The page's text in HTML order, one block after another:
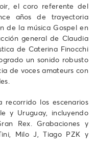
el coro referente del
años de trayectoria
de la música Gospel en
general de Claudia
de Caterina Finocchi
un sonido robusto
de voces amateurs con
los escenarios
y Uruguay, incluyendo
Rex. Grabaciones y
Milo J, Tiago PZK y